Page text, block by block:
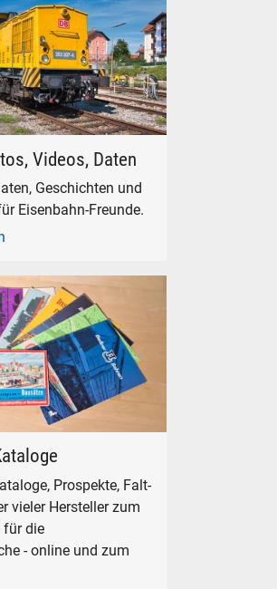
Videos, Daten
Geschichten und
Eisenbahn-Freunde.
Prospekte, Falt-
vieler Hersteller zum
für die
- online und zum